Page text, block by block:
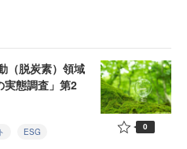
（脱炭素）領域
実態調査」第2
ESG 0